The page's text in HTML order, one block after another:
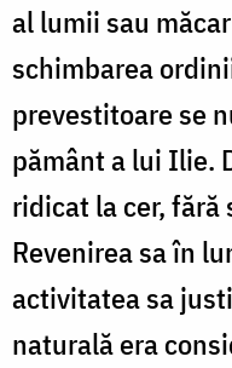
al lumii sau
schimbarea
prevestitoare se
pământ a lui Ilie.
ridicat la cer, fără
Revenirea sa în
activitatea sa
naturală era